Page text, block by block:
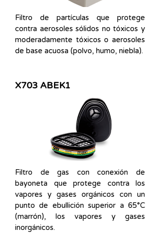
Filtro de partículas que protege
contra aerosoles sólidos no tóxicos y
moderadamente tóxicos o aerosoles
de base acuosa (polvo, humo, niebla).
X703 ABEK1
Filtro de gas con conexión de
bayoneta que protege contra los
vapores y gases orgánicos con un
punto de ebullición superior a 65°C
(marrón), los vapores y gases
inorgánicos.